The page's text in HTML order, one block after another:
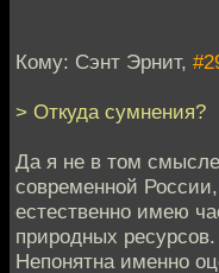
Кому: Сэнт Эрнит,
> Откуда сумнения?
Да я не в том
современной
естественно имею
природных ресурсов.
Непонятна именно